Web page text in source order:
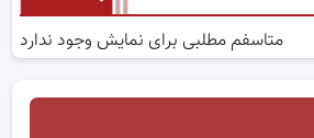
متاسفم مطلبی برای نمایش وجود ندارد